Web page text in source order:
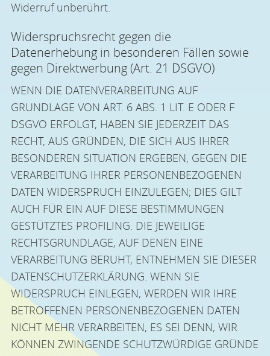
Widerruf unberührt.
Widerspruchsrecht gegen die
Datenerhebung in besonderen Fällen sowie
gegen Direktwerbung (Art. 21 DSGVO)
WENN DIE DATENVERARBEITUNG AUF
GRUNDLAGE VON ART. 6 ABS. 1 LIT. E ODER F
DSGVO ERFOLGT, HABEN SIE JEDERZEIT DAS
RECHT, AUS GRÜNDEN, DIE SICH AUS IHRER
BESONDEREN SITUATION ERGEBEN, GEGEN DIE
VERARBEITUNG IHRER PERSONENBEZOGENEN
DATEN WIDERSPRUCH EINZULEGEN; DIES GILT
AUCH FÜR EIN AUF DIESE BESTIMMUNGEN
GESTÜTZTES PROFILING. DIE JEWEILIGE
RECHTSGRUNDLAGE, AUF DENEN EINE
VERARBEITUNG BERUHT, ENTNEHMEN SIE DIESER
DATENSCHUTZERKLÄRUNG. WENN SIE
WIDERSPRUCH EINLEGEN, WERDEN WIR IHRE
BETROFFENEN PERSONENBEZOGENEN DATEN
NICHT MEHR VERARBEITEN, ES SEI DENN, WIR
KÖNNEN ZWINGENDE SCHUTZWÜRDIGE GRÜNDE